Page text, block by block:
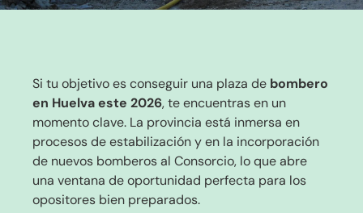
Si tu objetivo es conseguir una plaza de bombero
en Huelva este 2026, te encuentras en un
momento clave. La provincia está inmersa en
procesos de estabilización y en la incorporación
de nuevos bomberos al Consorcio, lo que abre
una ventana de oportunidad perfecta para los
opositores bien preparados.